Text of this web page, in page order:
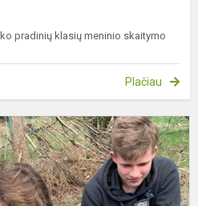
pradinių klasių meninio skaitymo
Plačiau